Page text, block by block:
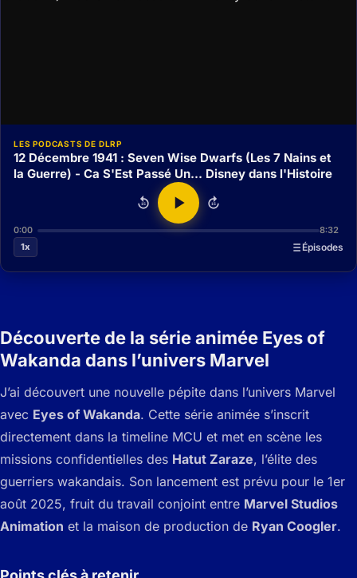
LES PODCASTS DE DLRP
12 Décembre 1941 : Seven Wise Dwarfs (Les 7 Nains et
la Guerre) - Ca S'Est Passé Un... Disney dans l'Histoire
15 15
0:00
8:32
1x
Épisodes
Découverte de la série animée Eyes of
Wakanda dans l’univers Marvel
J’ai découvert une nouvelle pépite dans l’univers Marvel
avec Eyes of Wakanda. Cette série animée s’inscrit
directement dans la timeline MCU et met en scène les
missions confidentielles des Hatut Zaraze, l’élite des
guerriers wakandais. Son lancement est prévu pour le 1er
août 2025, fruit du travail conjoint entre Marvel Studios
Animation et la maison de production de Ryan Coogler.